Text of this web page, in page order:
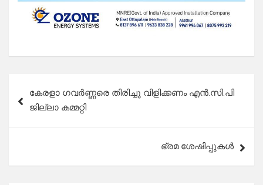
navigation
കേരളാ ഗവർണ്ണരെ തിരിച്ചു വിളിക്കണം എൻ.സി.പി
ജില്ലാ കമ്മറ്റി
ഭ്രമ ശേഷിപ്പുകൾ